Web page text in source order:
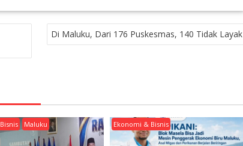
Di Maluku, Dari 176 Puskesmas, 140 Tidak Layak
Maluku Ekonomi & Bisnis